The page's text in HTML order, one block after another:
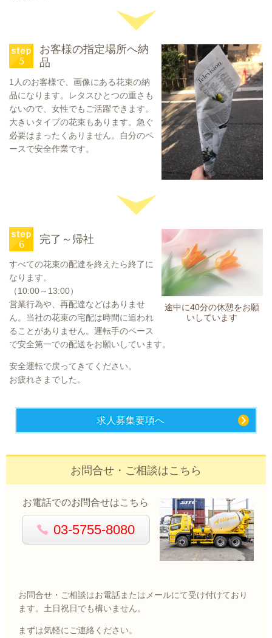
お客様の指定場所へ納
品
1人のお客様で、画像にある花束の納
品になります。レタスひとつの重さも
ないので、女性でもご活躍できます。
大きいタイプの花束もあります。急ぐ
必要はまったくありません。自分のペ
ースで安全作業です。
途中に40分の休憩をお願
いしています
完了～帰社
すべての花束の配達を終えたら終了に
なります。
（10:00～13:00）
営業行為や、再配達などはありませ
ん。当社の花束の宅配は時間に追われ
ることがありません。運転手のペース
で安全第一での配送をお願いしています。
安全運転で戻ってきてください。
お疲れさまでした。
求人募集要項へ
お問合せ・ご相談はこちら
お電話でのお問合せはこちら
03-5755-8080
お問合せ・ご相談はお電話またはメールにて受け付けており
ます。土日祝日でも構いません。
まずは気軽にご連絡ください。